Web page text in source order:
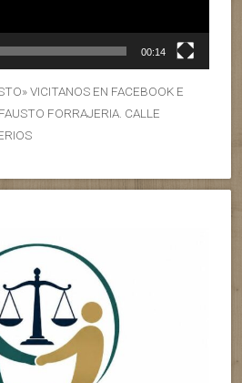
00:14
VICITANOS EN FACEBOOK E
FORRAJERIA. CALLE